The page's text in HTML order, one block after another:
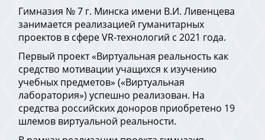
Гимназия № 7 г. Минска имени В.И. Ливенцева
занимается реализацией гуманитарных
проектов в сфере VR-технологий с 2021 года.
Первый проект «Виртуальная реальность как
средство мотивации учащихся к изучению
учебных предметов» («Виртуальная
лаборатория») успешно реализован. На
средства российских доноров приобретено 19
шлемов виртуальной реальности.